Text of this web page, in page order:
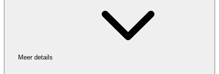
Meer details